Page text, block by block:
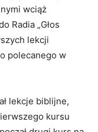
wciąż
Radia „Głos
lekcji
polecanego w
lekcje biblijne,
kursu